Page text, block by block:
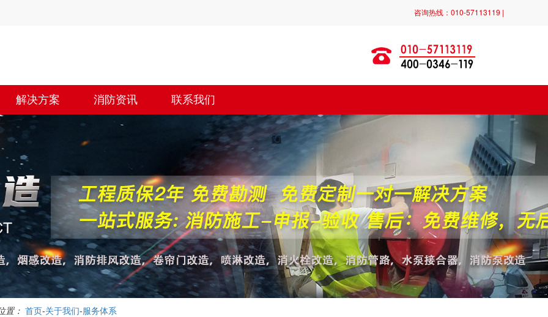
咨询热线：010-57113119 |
解决方案 消防资讯 联系我们
置： 首页-关于我们-服务体系